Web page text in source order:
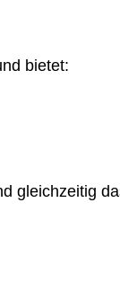
bietet:
gleichzeitig